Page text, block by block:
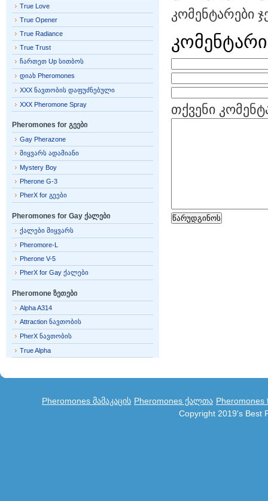
კომენტარები
თქვენი
True Love
True Opener
True Radiance
True Trust
ჩართეთ Up სითბოს
დიახ Pheromones
XXX ნავთობის დაფუძნებული
XXX Pheromone Spray
Pheromones for გეები
Gay Pherazone
მიყვარს ადამიანი
Mystery Boy
Pherone G-3
PherX for გეები
Pheromones for Gay ქალები
ქალები მიყვარს
Pheromore-L
Pherone V-5
PherX for Gay ქალები
Pheromone ზეთები
Alpha A314
Attraction ნავთობის
PherX ნავთობის
True Alpha
Pheromones მამაკაცის Pheromones ქალთა Pheromones
Copyright 2019's Best